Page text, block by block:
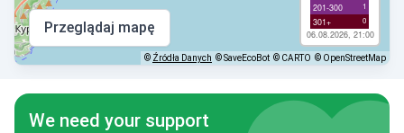
201-300 1
301+ 0
06.08.2026, 21:00
Przeglądaj mapę
© Źródła Danych © SaveEcoBot © CARTO © OpenStreetMap
We need your support